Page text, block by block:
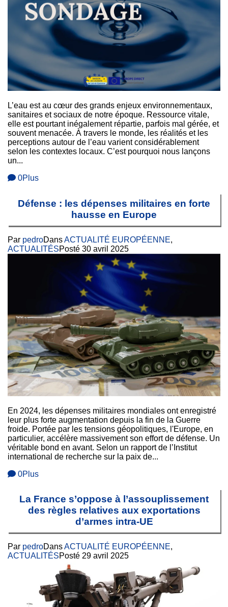
L’eau est au cœur des grands enjeux environnementaux,
sanitaires et sociaux de notre époque. Ressource vitale,
elle est pourtant inégalement répartie, parfois mal gérée, et
souvent menacée. À travers le monde, les réalités et les
perceptions autour de l’eau varient considérablement
selon les contextes locaux. C’est pourquoi nous lançons
un...
0Plus
Défense : les dépenses militaires en forte
hausse en Europe
Par pedroDansACTUALITÉ EUROPÉENNE,
ACTUALITÉSPosté 30 avril 2025
En 2024, les dépenses militaires mondiales ont enregistré
leur plus forte augmentation depuis la fin de la Guerre
froide. Portée par les tensions géopolitiques, l'Europe, en
particulier, accélère massivement son effort de défense. Un
véritable bond en avant. Selon un rapport de l’Institut
international de recherche sur la paix de...
0Plus
La France s’oppose à l’assouplissement
des règles relatives aux exportations
d’armes intra-UE
Par pedroDansACTUALITÉ EUROPÉENNE,
ACTUALITÉSPosté 29 avril 2025